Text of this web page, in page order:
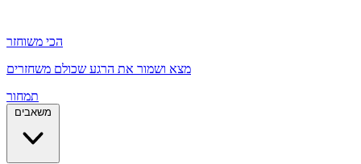
הכי משוחזר
מצא ושמור את הרגע שכולם משחזרים
תמחור
משאבים